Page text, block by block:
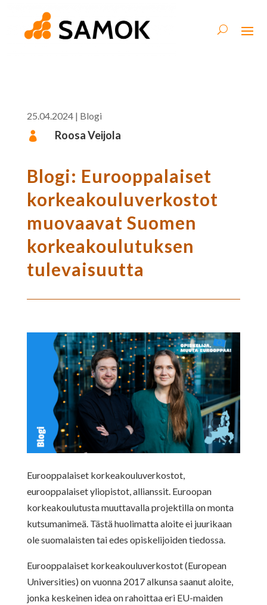
25.04.2024| Blogi
 Roosa Veijola
Blogi: Eurooppalaiset
korkeakouluverkostot
muovaavat Suomen
korkeakoulutuksen
tulevaisuutta
Eurooppalaiset korkeakouluverkostot,
eurooppalaiset yliopistot, allianssit. Euroopan
korkeakoulutusta muuttavalla projektilla on monta
kutsumanimeä. Tästä huolimatta aloite ei juurikaan
ole suomalaisten tai edes opiskelijoiden tiedossa.
Eurooppalaiset korkeakouluverkostot (European
Universities) on vuonna 2017 alkunsa saanut aloite,
jonka keskeinen idea on rahoittaa eri EU-maiden